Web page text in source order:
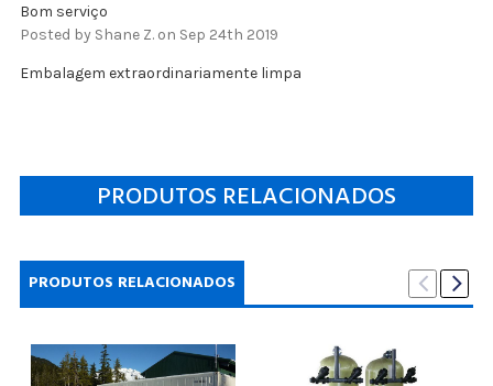
Bom serviço
Posted by Shane Z. on Sep 24th 2019
Embalagem extraordinariamente limpa
PRODUTOS RELACIONADOS
PRODUTOS RELACIONADOS